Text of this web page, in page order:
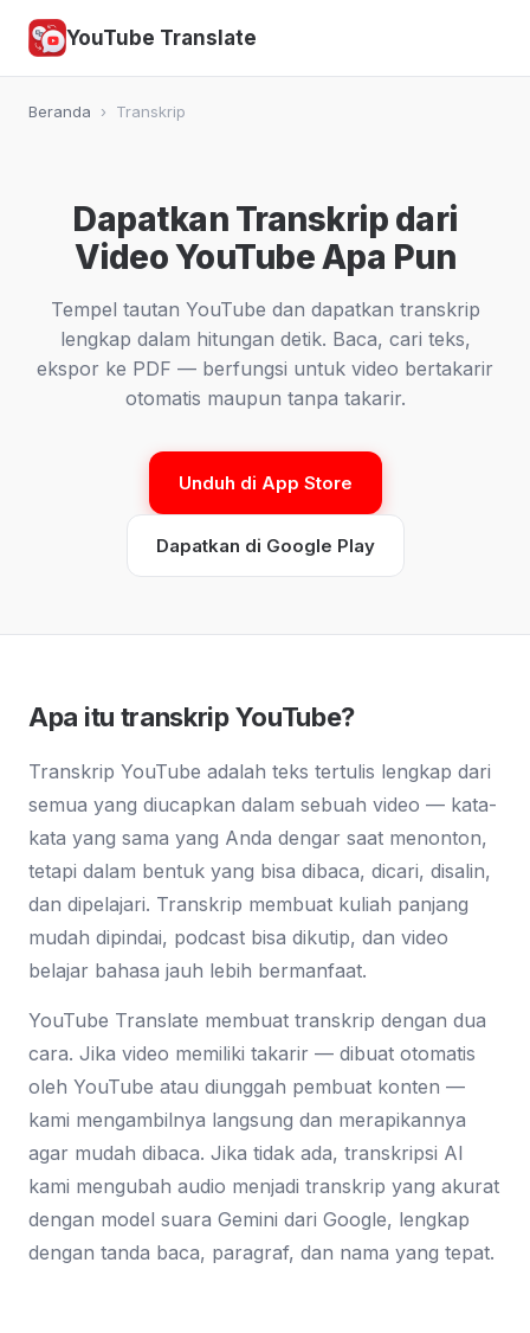
YouTube Translate
Beranda › Transkrip
Dapatkan Transkrip dari
Video YouTube Apa Pun
Tempel tautan YouTube dan dapatkan transkrip
lengkap dalam hitungan detik. Baca, cari teks,
ekspor ke PDF — berfungsi untuk video bertakarir
otomatis maupun tanpa takarir.
Unduh di App Store
Dapatkan di Google Play
Apa itu transkrip YouTube?
Transkrip YouTube adalah teks tertulis lengkap dari
semua yang diucapkan dalam sebuah video — kata-
kata yang sama yang Anda dengar saat menonton,
tetapi dalam bentuk yang bisa dibaca, dicari, disalin,
dan dipelajari. Transkrip membuat kuliah panjang
mudah dipindai, podcast bisa dikutip, dan video
belajar bahasa jauh lebih bermanfaat.
YouTube Translate membuat transkrip dengan dua
cara. Jika video memiliki takarir — dibuat otomatis
oleh YouTube atau diunggah pembuat konten —
kami mengambilnya langsung dan merapikannya
agar mudah dibaca. Jika tidak ada, transkripsi AI
kami mengubah audio menjadi transkrip yang akurat
dengan model suara Gemini dari Google, lengkap
dengan tanda baca, paragraf, dan nama yang tepat.